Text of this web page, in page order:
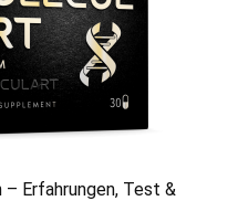
– Erfahrungen, Test &